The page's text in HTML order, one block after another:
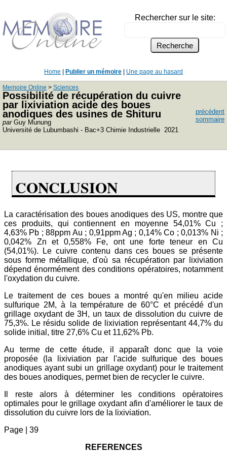
Rechercher sur le site:
Home Publier un mémoire Une page au hasard
Memoire Online > Sciences
Possibilité de récupération du cuivre
par lixiviation acide des boues
anodiques des usines de Shituru
parGuy Munung
Université de Lubumbashi - Bac+3 Chimie Industrielle 2021
précédent
sommaire
CONCLUSION
La caractérisation des boues anodiques des US, montre que
ces produits, qui contiennent en moyenne 54,01% Cu ;
4,63% Pb ; 88ppm Au ; 0,91ppm Ag ; 0,14% Co ; 0,013% Ni ;
0,042% Zn et 0,558% Fe, ont une forte teneur en Cu
(54,01%). Le cuivre contenu dans ces boues se présente
sous forme métallique, d'où sa récupération par lixiviation
dépend énormément des conditions opératoires, notamment
l'oxydation du cuivre.
Le traitement de ces boues a montré qu'en milieu acide
sulfurique 2M, à la température de 60°C et précédé d'un
grillage oxydant de 3H, un taux de dissolution du cuivre de
75,3%. Le résidu solide de lixiviation représentant 44,7% du
solide initial, titre 27,6% Cu et 11,62% Pb.
Au terme de cette étude, il apparaît donc que la voie
proposée (la lixiviation par l'acide sulfurique des boues
anodiques ayant subi un grillage oxydant) pour le traitement
des boues anodiques, permet bien de recycler le cuivre.
Il reste alors à déterminer les conditions opératoires
optimales pour le grillage oxydant afin d'améliorer le taux de
dissolution du cuivre lors de la lixiviation.
Page | 39
REFERENCES